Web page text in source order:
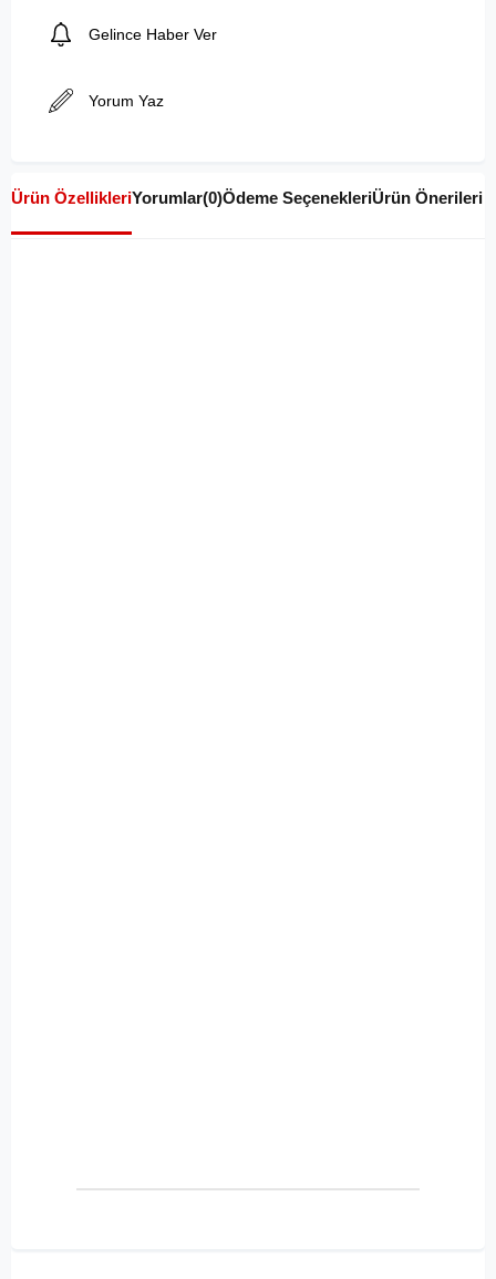
Gelince Haber Ver
Yorum Yaz
Ürün ÖzellikleriYorumlar(0)Ödeme SeçenekleriÜrün Önerileri